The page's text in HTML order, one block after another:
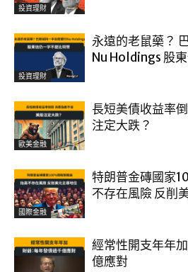
投資理財
投資理財
永遠的老鼠藥？
Nu Holdings 股
歐美金融
長短美債收益率
注定大跌？
國際金融
特朗普金磚國家
不存在風險 反削
經常性開支年年
億應對